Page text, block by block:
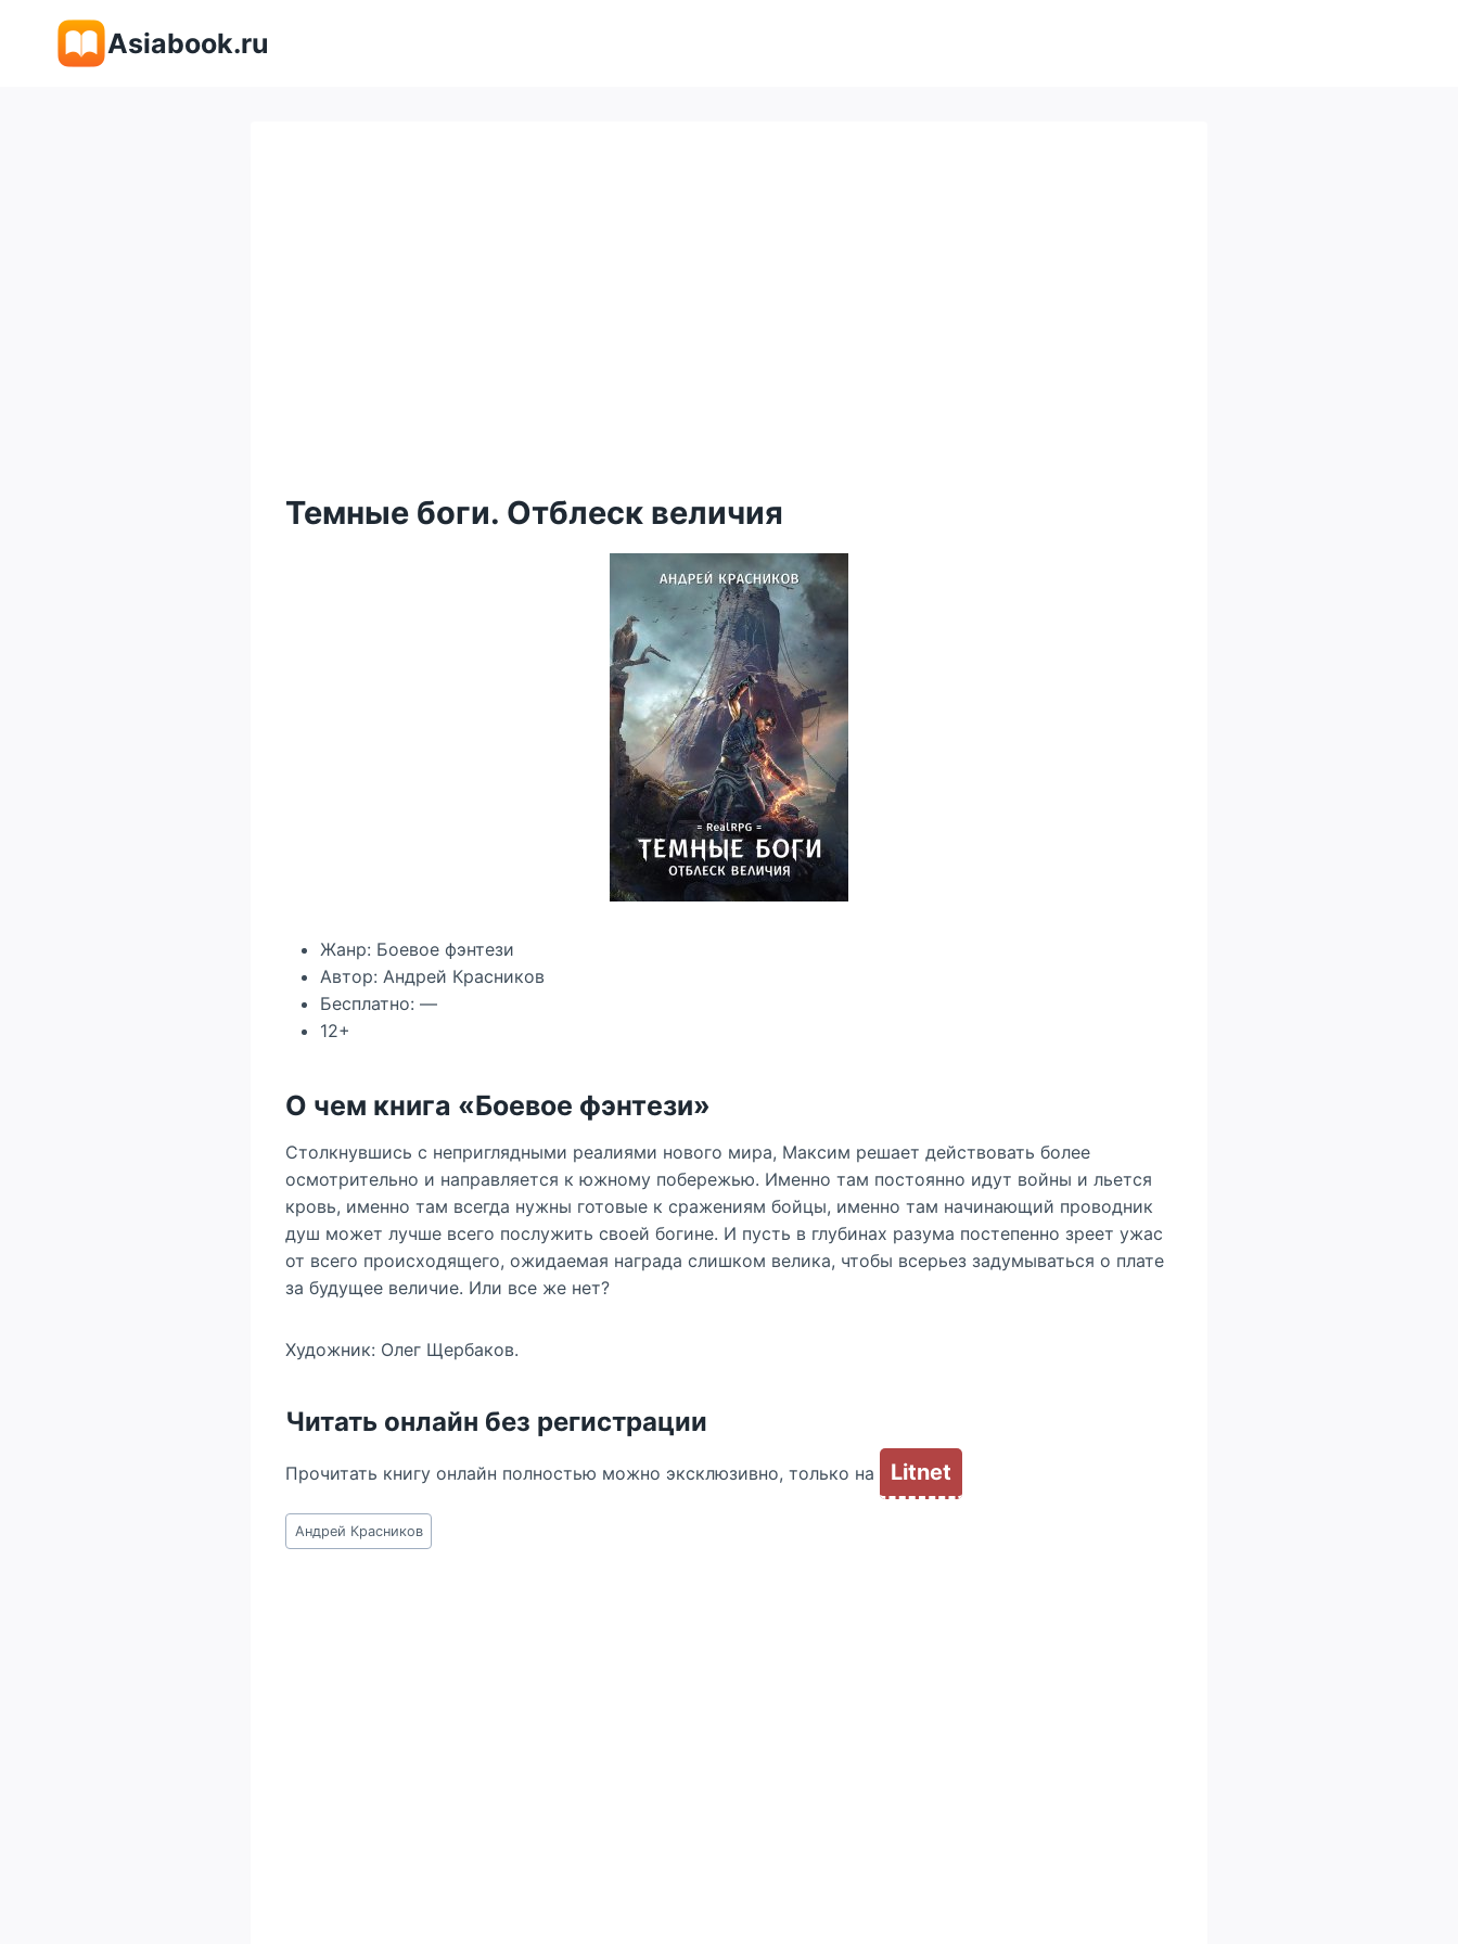
содержимому
Asiabook.ru
Темные боги. Отблеск величия
Жанр: Боевое фэнтези
Автор: Андрей Красников
Бесплатно: —
12+
О чем книга «Боевое фэнтези»
Столкнувшись с неприглядными реалиями нового мира, Максим решает действовать более
осмотрительно и направляется к южному побережью. Именно там постоянно идут войны и льется
кровь, именно там всегда нужны готовые к сражениям бойцы, именно там начинающий проводник
душ может лучше всего послужить своей богине. И пусть в глубинах разума постепенно зреет ужас
от всего происходящего, ожидаемая награда слишком велика, чтобы всерьез задумываться о плате
за будущее величие. Или все же нет?
Художник: Олег Щербаков.
Читать онлайн без регистрации
Прочитать книгу онлайн полностью можно эксклюзивно, только на Litnet
Метки
записи:
Андрей Красников